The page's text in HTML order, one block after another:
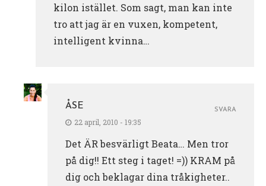
kilon istället. Som sagt, man kan inte
tro att jag är en vuxen, kompetent,
intelligent kvinna…
ÅSE
22 april, 2010 - 19:35
Det ÄR besvärligt Beata… Men tror
på dig!! Ett steg i taget! =)) KRAM på
dig och beklagar dina tråkigheter..
SVARA